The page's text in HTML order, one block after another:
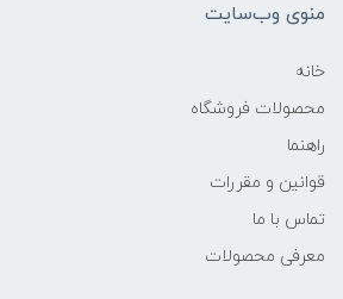
منوی وب‌سایت
خانه
محصولات فروشگاه
راهنما
قوانین و مقررات
تماس با ما
معرفی محصولات